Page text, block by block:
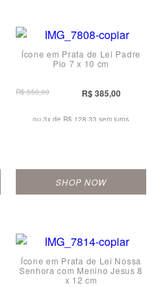
Ícone em Prata de Lei Padre
Pio 7 x 10 cm
R$ 550,00 R$ 385,00
ou 3x de R$ 128,33 sem juros
SHOP NOW
Ícone em Prata de Lei Nossa
Senhora com Menino Jesus 8
x 12 cm